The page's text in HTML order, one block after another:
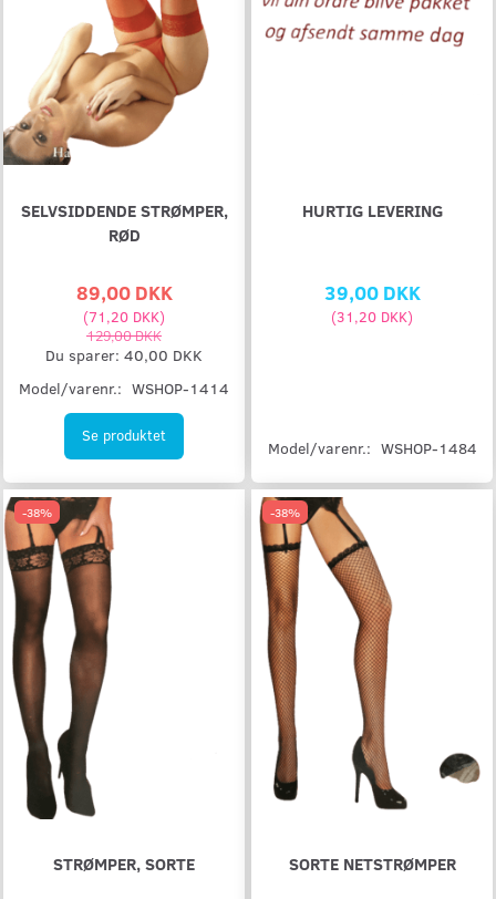
SELVSIDDENDE STRØMPER,
RØD
89,00 DKK
(71,20 DKK)
129,00 DKK
Du sparer: 40,00 DKK
Model/varenr.: WSHOP-1414
Se produktet
HURTIG LEVERING
39,00 DKK
(31,20 DKK)
Model/varenr.: WSHOP-1484
-38%
STRØMPER, SORTE
-38%
SORTE NETSTRØMPER